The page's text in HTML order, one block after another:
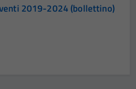
2019-2024 (bollettino)